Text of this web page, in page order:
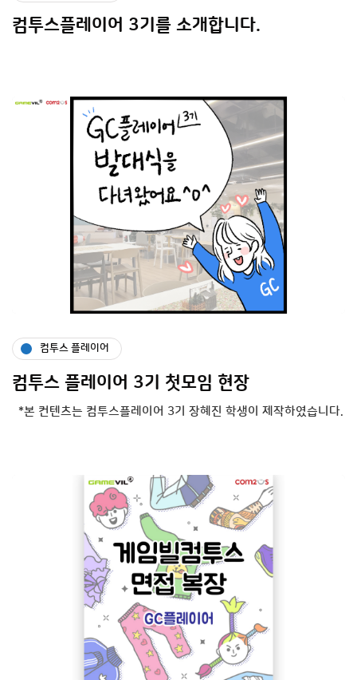
컴투스플레이어 3기를 소개합니다.
컴투스 플레이어
컴투스 플레이어 3기 첫모임 현장
*본 컨텐츠는 컴투스플레이어 3기 장혜진 학생이 제작하였습니다.